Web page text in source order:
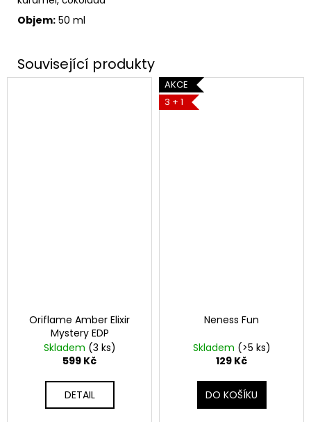
Objem: 50 ml
Oriflame Amber Elixir
Mystery EDP
Skladem (3 ks)
599 Kč
DETAIL
AKCE
3 + 1
Neness Fun
Skladem (>5 ks)
129 Kč
DO KOŠÍKU